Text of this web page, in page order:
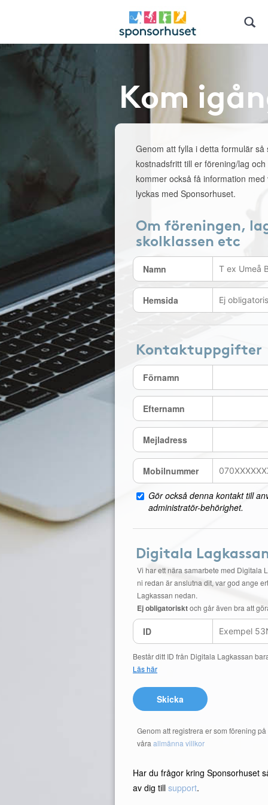
Kom
Genom att fylla i detta formulär så
kostnadsfritt till er förening/lag
kommer också få information
lyckas med Sponsorhuset.
Om föreningen,
skolklassen etc
Namn
Hemsida
Kontaktuppgifter
Förnamn
Efternamn
Mejladress
Mobilnummer
Gör också denna kontakt till
administratör-behörighet.
Digitala
Vi har ett nära samarbete med Digitala
ni redan är anslutna dit, var god ange
Lagkassan nedan.
Ej obligatorisktoch går även bra att
ID
Består ditt ID från Digitala Lagkassan
Läs här
Skicka
Genom att registrera er som förening
våra allmänna villkor
Har du frågor kring Sponsorhuset
av dig till support.